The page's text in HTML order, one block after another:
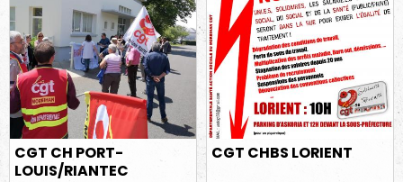
CGT CH PORT-
LOUIS/RIANTEC
CGT CHBS LORIENT